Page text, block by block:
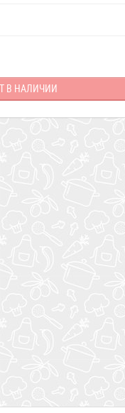
В НАЛИЧИИ